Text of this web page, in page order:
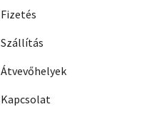
Fizetés
Szállítás
Átvevőhelyek
Kapcsolat